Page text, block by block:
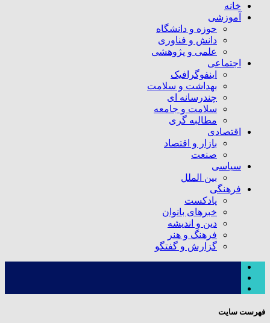
خانه
آموزشی
حوزه و دانشگاه
دانش و فناوری
علمی و پژوهشی
اجتماعی
اینفوگرافیک
بهداشت و سلامت
چندرسانه ای
سلامت و جامعه
مطالبه گری
اقتصادی
بازار و اقتصاد
صنعت
سیاسی
بین الملل
فرهنگی
پادکست
خبرهای بانوان
دین و اندیشه
فرهنگ و هنر
گزارش و گفتگو
فهرست سایت